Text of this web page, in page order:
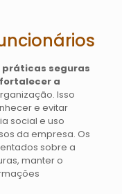
práticas seguras
fortalecer a
Isso
e evitar
social e uso
da empresa. Os
sobre a
manter o